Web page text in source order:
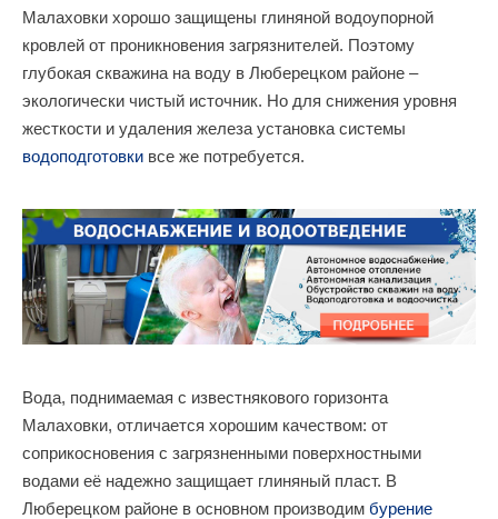
Малаховки хорошо защищены глиняной водоупорной
кровлей от проникновения загрязнителей. Поэтому
глубокая скважина на воду в Люберецком районе –
экологически чистый источник. Но для снижения уровня
жесткости и удаления железа установка системы
водоподготовки все же потребуется.
Вода, поднимаемая с известнякового горизонта
Малаховки, отличается хорошим качеством: от
соприкосновения с загрязненными поверхностными
водами её надежно защищает глиняный пласт. В
Люберецком районе в основном производим бурение